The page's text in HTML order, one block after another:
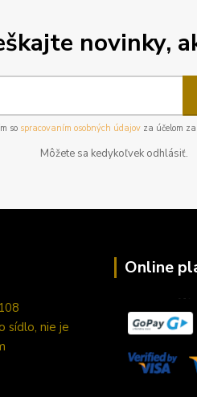
novinky,
so spracovaním osobných údajovza účelom
Môžete sa kedykoľvek odhlásiť.
sídlo, nie je
Online